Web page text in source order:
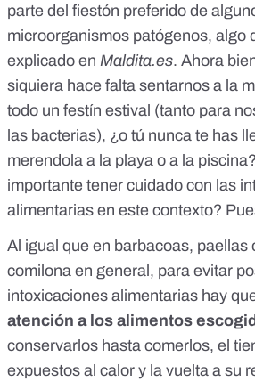
parte del fiestón preferido de
microorganismos patógenos, algo
explicado en Maldita.es. Ahora
siquiera hace falta sentarnos a la
todo un festín estival (tanto para
las bacterias), ¿o tú nunca te has
merendola a la playa o a la
importante tener cuidado con las
alimentarias en este contexto?
Al igual que en barbacoas, paellas
comilona en general, para evitar
intoxicaciones alimentarias hay
atención a los alimentos
conservarlos hasta comerlos, el
expuestos al calor y la vuelta a su